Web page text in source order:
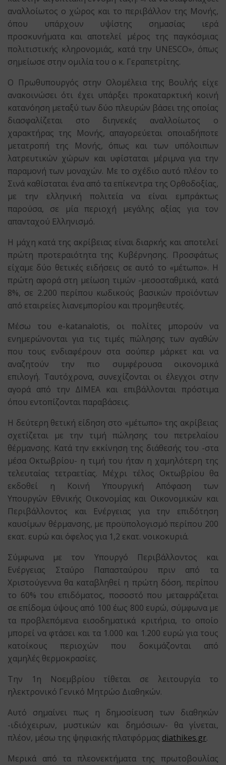
αναλλοίωτος ο χώρος και το περιβάλλον της Μονής,
όπου υπάρχουν υψίστης σημασίας ιερά
προσκυνήματα και αποτελεί μέρος της παγκόσμιας
πολιτιστικής κληρονομιάς, κατά την UNESCO», όπως
σημείωσε στην ομιλία του ο κ. Γεραπετρίτης.
Ο Πρωθυπουργός στην Ολομέλεια της Βουλής είχε
ανακοινώσει ότι έχει υπάρξει προκαταρκτική κοινή
κατανόηση μεταξύ των δύο πλευρών βάσει της οποίας
διασφαλίζεται στο διηνεκές αναλλοίωτος ο
χαρακτήρας της Μονής, απαγορεύεται οποιαδήποτε
μετατροπή της Μονής, όπως και των υπόλοιπων
λατρευτικών χώρων και υφίσταται μέριμνα για την
παραμονή των μοναχών. Με το σχέδιο αυτό πλέον το
Σινά καθίσταται ένα από τα επίκεντρα της Ορθοδοξίας,
με την ελληνική πολιτεία να είναι εμπράκτως
παρούσα, σε μία περιοχή μεγάλης αξίας για τον
απανταχού Ελληνισμό.
Η μάχη κατά της ακρίβειας είναι διαρκής και αποτελεί
πρώτη προτεραιότητα της Κυβέρνησης. Προσφάτως
είχαμε δύο θετικές ειδήσεις σε αυτό το «μέτωπο». Η
πρώτη αφορά στη μείωση τιμών -μεσοσταθμικά, κατά
8%, σε 2.200 περίπου κωδικούς βασικών προϊόντων
από εταιρείες λιανεμπορίου και προμηθευτές.
Μέσω του e-katanalotis, οι πολίτες μπορούν να
ενημερώνονται για τις τιμές πώλησης των αγαθών
που τους ενδιαφέρουν στα σούπερ μάρκετ και να
αναζητούν την πιο συμφέρουσα οικονομικά
επιλογή. Ταυτόχρονα, συνεχίζονται οι έλεγχοι στην
αγορά από την ΔΙΜΕΑ και επιβάλλονται πρόστιμα
όπου εντοπίζονται παραβάσεις.
Η δεύτερη θετική είδηση στο «μέτωπο» της ακρίβειας
σχετίζεται με την τιμή πώλησης του πετρελαίου
θέρμανσης. Κατά την εκκίνηση της διάθεσής του -στα
μέσα Οκτωβρίου- η τιμή του ήταν η χαμηλότερη της
τελευταίας τετραετίας. Μέχρι τέλος Οκτωβρίου θα
εκδοθεί η Κοινή Υπουργική Απόφαση των
Υπουργών Εθνικής Οικονομίας και Οικονομικών και
Περιβάλλοντος και Ενέργειας για την επιδότηση
καυσίμων θέρμανσης, με προϋπολογισμό περίπου 200
εκατ. ευρώ και όφελος για 1,2 εκατ. νοικοκυριά.
Σύμφωνα με τον Υπουργό Περιβάλλοντος και
Ενέργειας Σταύρο Παπασταύρου πριν από τα
Χριστούγεννα θα καταβληθεί η πρώτη δόση, περίπου
το 60% του επιδόματος, ποσοστό που μεταφράζεται
σε επίδομα ύψους από 100 έως 800 ευρώ, σύμφωνα με
τα προβλεπόμενα εισοδηματικά κριτήρια, το οποίο
μπορεί να φτάσει και τα 1.000 και 1.200 ευρώ για τους
κατοίκους περιοχών που δοκιμάζονται από
χαμηλές θερμοκρασίες.
Την 1η Νοεμβρίου τίθεται σε λειτουργία το
ηλεκτρονικό Γενικό Μητρώο Διαθηκών.
Αυτό σημαίνει πως η δημοσίευση των διαθηκών
-ιδιόχειρων, μυστικών και δημόσιων- θα γίνεται,
πλέον, μέσω της ψηφιακής πλατφόρμας diathikes.gr.
Μερικά από τα πλεονεκτήματα της πρωτοβουλίας